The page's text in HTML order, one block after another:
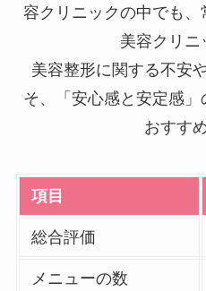
容クリニックの中でも
美容クリニ
美容整形に関する不安
そ、「安心感と安定感
おすす
項目
総合評価
メニューの数